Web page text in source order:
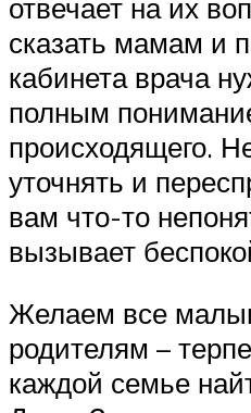
отвечает на их
сказать мамам и
кабинета врача
полным
происходящего.
уточнять и
вам что-то
вызывает
Желаем все
родителям –
каждой семье